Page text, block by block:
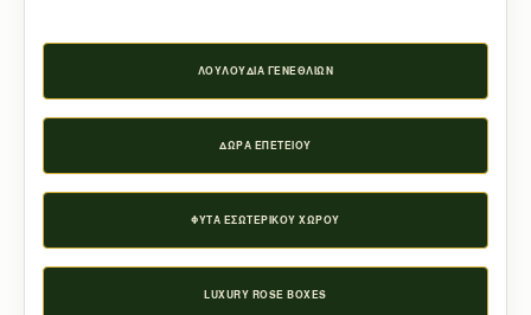
ΛΟΥΛΟΎΔΙΑ ΓΕΝΕΘΛΊΩΝ
ΔΏΡΑ ΕΠΕΤΕΊΟΥ
ΦΥΤΆ ΕΣΩΤΕΡΙΚΟΎ ΧΏΡΟΥ
LUXURY ROSE BOXES